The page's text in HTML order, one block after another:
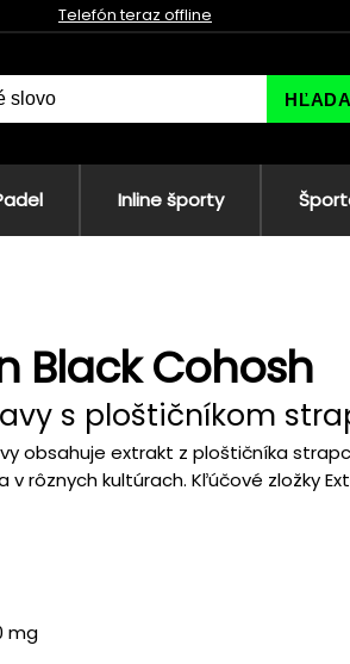
Telefón teraz offline
Inline športy
Black Cohosh
s ploštičníkom
obsahuje extrakt z ploštičníka
v rôznych kultúrach. Kľúčové zložky
mg